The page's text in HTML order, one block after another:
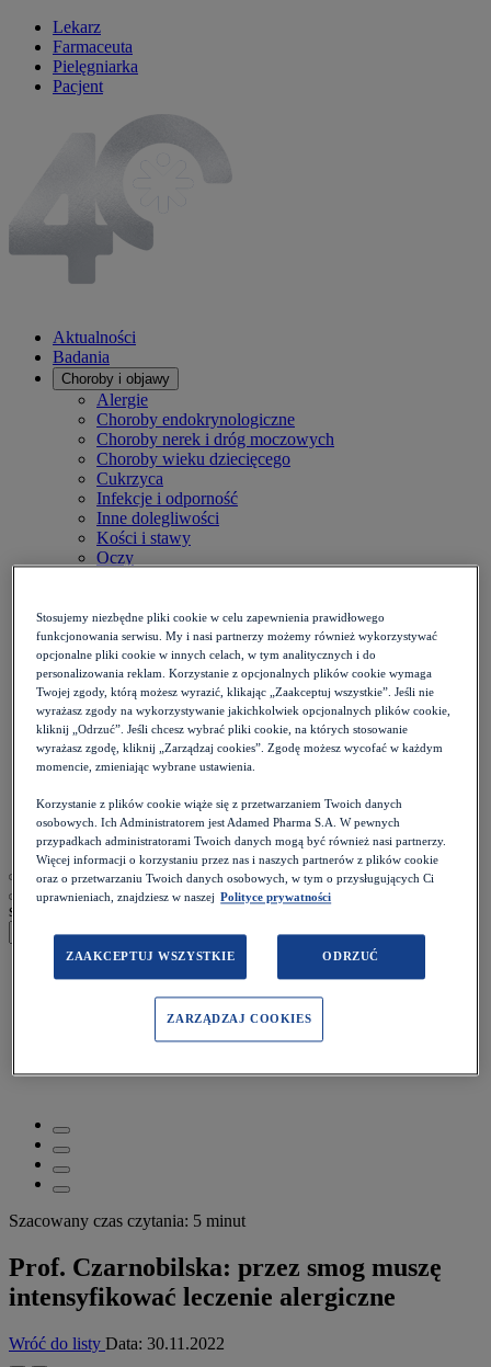
Lekarz
Farmaceuta
Pielęgniarka
Pacjent
Aktualności
Badania
Choroby i objawy
Alergie
Choroby endokrynologiczne
Choroby nerek i dróg moczowych
Choroby wieku dziecięcego
Cukrzyca
Infekcje i odporność
Inne dolegliwości
Kości i stawy
Oczy
Płuca i oskrzela
Przewód pokarmowy
Reumatologia
Serce i naczynia
Skóra i paznokcie
Stomatologia
Układ nerwowy
Diety
Kalkulatory
Ból i stan zapalny
Życie intymne
szukaj
Prof. Czarnobilska: przez smog muszę intensyfikować
Szacowany czas czytania: 5 minut
Prof. Czarnobilska: przez smog muszę
intensyfikować leczenie alergiczne
Wróć do listy Data: 30.11.2022
Stosujemy niezbędne pliki cookie w celu zapewnienia prawidłowego
funkcjonowania serwisu. My i nasi partnerzy możemy również wykorzystywać
opcjonalne pliki cookie w innych celach, w tym analitycznych i do
personalizowania reklam. Korzystanie z opcjonalnych plików cookie wymaga
Twojej zgody, którą możesz wyrazić, klikając „Zaakceptuj wszystkie”. Jeśli nie
wyrażasz zgody na wykorzystywanie jakichkolwiek opcjonalnych plików cookie,
kliknij „Odrzuć”. Jeśli chcesz wybrać pliki cookie, na których stosowanie
wyrażasz zgodę, kliknij „Zarządzaj cookies”. Zgodę możesz wycofać w każdym
momencie, zmieniając wybrane ustawienia.
Korzystanie z plików cookie wiąże się z przetwarzaniem Twoich danych
osobowych. Ich Administratorem jest Adamed Pharma S.A. W pewnych
przypadkach administratorami Twoich danych mogą być również nasi partnerzy.
Więcej informacji o korzystaniu przez nas i naszych partnerów z plików cookie
oraz o przetwarzaniu Twoich danych osobowych, w tym o przysługujących Ci
uprawnieniach, znajdziesz w naszej Polityce prywatności
ZAAKCEPTUJ WSZYSTKIE ODRZUĆ
ZARZĄDZAJ COOKIES